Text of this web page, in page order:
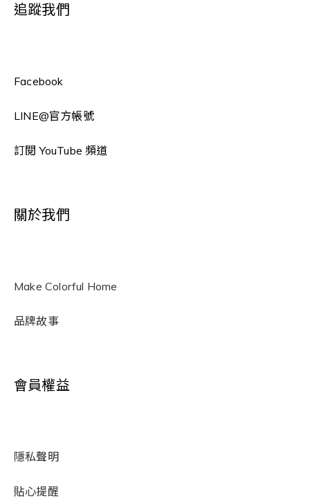
追蹤我們
Facebook
LINE@官方帳號
訂閱 YouTube 頻道
關於我們
Make Colorful Home
品牌故事
會員權益
隱私聲明
貼心提醒